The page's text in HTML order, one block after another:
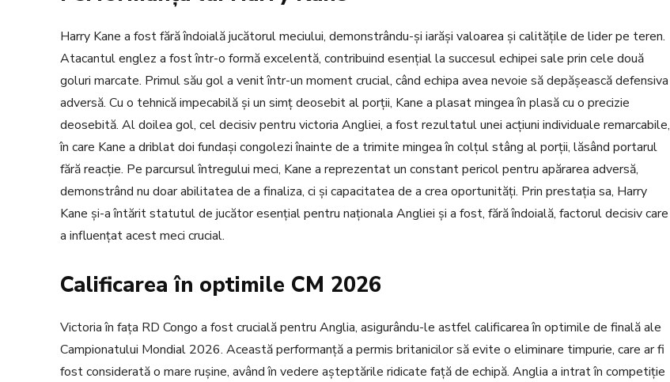
Harry Kane a fost fără îndoială jucătorul meciului, demonstrându-și iarăși valoarea și calitățile de lider pe teren.
Atacantul englez a fost într-o formă excelentă, contribuind esențial la succesul echipei sale prin cele două
goluri marcate. Primul său gol a venit într-un moment crucial, când echipa avea nevoie să depășească defensiva
adversă. Cu o tehnică impecabilă și un simț deosebit al porții, Kane a plasat mingea în plasă cu o precizie
deosebită. Al doilea gol, cel decisiv pentru victoria Angliei, a fost rezultatul unei acțiuni individuale remarcabile,
în care Kane a driblat doi fundași congolezi înainte de a trimite mingea în colțul stâng al porții, lăsând portarul
fără reacție. Pe parcursul întregului meci, Kane a reprezentat un constant pericol pentru apărarea adversă,
demonstrând nu doar abilitatea de a finaliza, ci și capacitatea de a crea oportunități. Prin prestația sa, Harry
Kane și-a întărit statutul de jucător esențial pentru naționala Angliei și a fost, fără îndoială, factorul decisiv care
a influențat acest meci crucial.
Calificarea în optimile CM 2026
Victoria în fața RD Congo a fost crucială pentru Anglia, asigurându-le astfel calificarea în optimile de finală ale
Campionatului Mondial 2026. Această performanță a permis britanicilor să evite o eliminare timpurie, care ar fi
fost considerată o mare rușine, având în vedere așteptările ridicate față de echipă. Anglia a intrat în competiție